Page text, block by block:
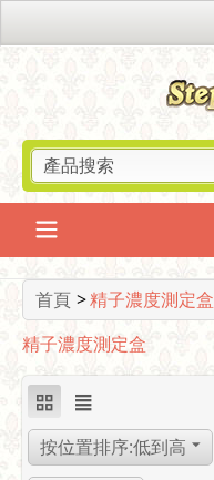
首頁 >精子濃度測定盒
精子濃度測定盒
按位置排序:低到高